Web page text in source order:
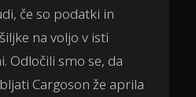
če so podatki in
na voljo v isti
Odločili smo se, da
Cargoson že aprila